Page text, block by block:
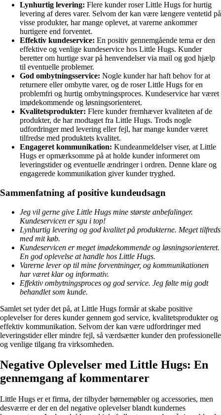
Lynhurtig levering: Flere kunder roser Little Hugs for hurtig
levering af deres varer. Selvom der kan være længere ventetid på
visse produkter, har mange oplevet, at varerne ankommer
hurtigere end forventet.
Effektiv kundeservice: En positiv gennemgående tema er den
effektive og venlige kundeservice hos Little Hugs. Kunder
beretter om hurtige svar på henvendelser via mail og god hjælp
til eventuelle problemer.
God ombytningsservice: Nogle kunder har haft behov for at
returnere eller ombytte varer, og de roser Little Hugs for en
problemfri og hurtig ombytningsproces. Kundeservice har været
imødekommende og løsningsorienteret.
Kvalitetsprodukter: Flere kunder fremhæver kvaliteten af de
produkter, de har modtaget fra Little Hugs. Trods nogle
udfordringer med levering eller fejl, har mange kunder været
tilfredse med produktets kvalitet.
Engageret kommunikation: Kundeanmeldelser viser, at Little
Hugs er opmærksomme på at holde kunder informeret om
leveringstider og eventuelle ændringer i ordren. Denne klare og
engagerede kommunikation giver kunder tryghed.
Sammenfatning af positive kundeudsagn
Jeg vil gerne give Little Hugs mine største anbefalinger.
Kundeservicen er sgu i top!
Lynhurtig levering og god kvalitet på produkterne. Meget tilfreds
med mit køb.
Kundeservicen er meget imødekommende og løsningsorienteret.
En god oplevelse at handle hos Little Hugs.
Varerne lever op til mine forventninger, og kommunikationen
har været klar og informativ.
Effektiv ombytningsproces og god service. Jeg følte mig godt
behandlet som kunde.
Samlet set tyder det på, at Little Hugs formår at skabe positive
oplevelser for deres kunder gennem god service, kvalitetsprodukter og
effektiv kommunikation. Selvom der kan være udfordringer med
leveringstider eller mindre fejl, så værdsætter kunder den professionelle
og venlige tilgang fra virksomheden.
Negative Oplevelser med Little Hugs: En
gennemgang af kommentarer
Little Hugs er et firma, der tilbyder børnemøbler og accessories, men
desværre er der en del negative oplevelser blandt kundernes